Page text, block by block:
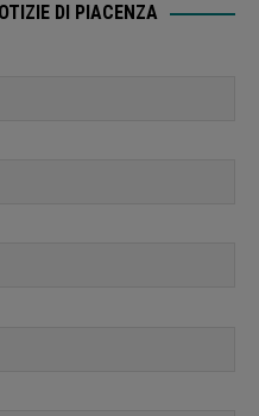
DI PIACENZA